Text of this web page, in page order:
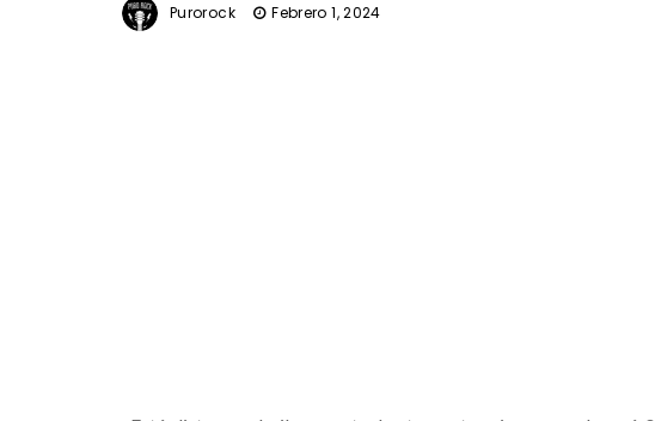
Purorock Febrero 1, 2024